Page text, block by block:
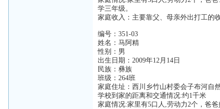
学三年级。
家庭收入：主要靠父、母亲外出打工的
编号：351-03
姓名：马阿精
性别：男
出生日期：2009年12月14日
民族：彝族
班级：264班
家庭住址：西川乡竹山村委会子布河自
学校到家的距离和交通情况:约1千米
家庭情况:家里有5口人,劳动力2个，爸